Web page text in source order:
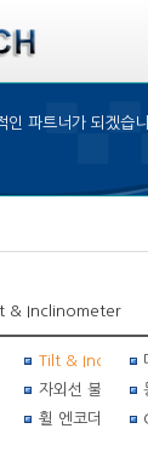
인 파트너가 되겠습니
.
& Inclinometer
Tilt &
자외선 불꽃감
휠 엔코더